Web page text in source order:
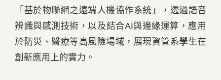
「基於物聯網之遠端人機協作系統」，透過語音
辨識與感測技術，以及結合AI與邊緣運算，應用
於防災、醫療等高風險場域，展現資管系學生在
創新應用上的實力。